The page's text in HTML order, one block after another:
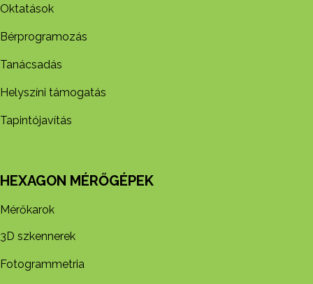
Oktatások
Bérprogramozás
Tanácsadás
Helyszíni támogatás
Tapintójavítás
HEXAGON MÉRŐGÉPEK
Mérőkarok
3D szkennerek
Fotogrammetria